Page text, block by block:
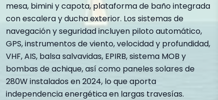
mesa, bimini y capota, plataforma de baño integrada
con escalera y ducha exterior. Los sistemas de
navegación y seguridad incluyen piloto automático,
GPS, instrumentos de viento, velocidad y profundidad,
VHF, AIS, balsa salvavidas, EPIRB, sistema MOB y
bombas de achique, así como paneles solares de
280W instalados en 2024, lo que aporta
independencia energética en largas travesías.